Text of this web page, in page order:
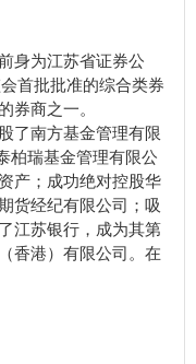
身为江苏省证券公
首批批准的综合类券
券商之一。
了南方基金管理有限
柏瑞基金管理有限公
产；成功绝对控股华
货经纪有限公司；吸
江苏银行，成为其第
香港）有限公司。在